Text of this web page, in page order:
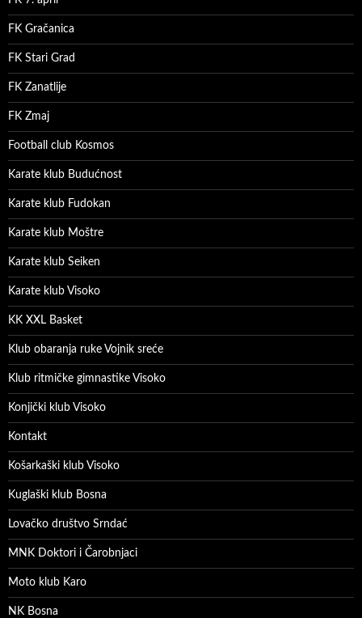
FK Gračanica
FK Stari Grad
FK Zanatlije
FK Zmaj
Football club Kosmos
Karate klub Budućnost
Karate klub Fudokan
Karate klub Moštre
Karate klub Seiken
Karate klub Visoko
KK XXL Basket
Klub obaranja ruke Vojnik sreće
Klub ritmičke gimnastike Visoko
Konjički klub Visoko
Kontakt
Košarkaški klub Visoko
Kuglaški klub Bosna
Lovačko društvo Srndać
MNK Doktori i Čarobnjaci
Moto klub Karo
NK Bosna